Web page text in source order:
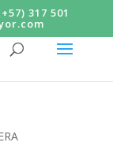
317 501